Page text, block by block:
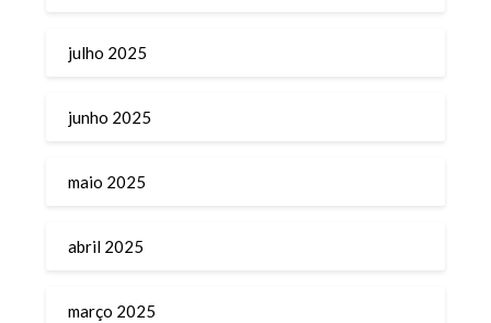
julho 2025
junho 2025
maio 2025
abril 2025
março 2025